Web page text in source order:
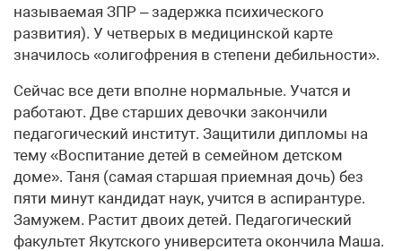
называемая ЗПР – задержка психического
развития). У четверых в медицинской карте
значилось «олигофрения в степени дебильности».
Сейчас все дети вполне нормальные. Учатся и
работают. Две старших девочки закончили
педагогический институт. Защитили дипломы на
тему «Воспитание детей в семейном детском
доме». Таня (самая старшая приемная дочь) без
пяти минут кандидат наук, учится в аспирантуре.
Замужем. Растит двоих детей. Педагогический
факультет Якутского университета окончила Маша.